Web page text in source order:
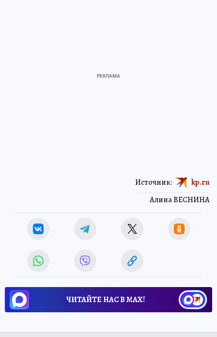
Алина ВЕСНИНА
Источник: kp.ru
ЧИТАЙТЕ НАС В МАХ!